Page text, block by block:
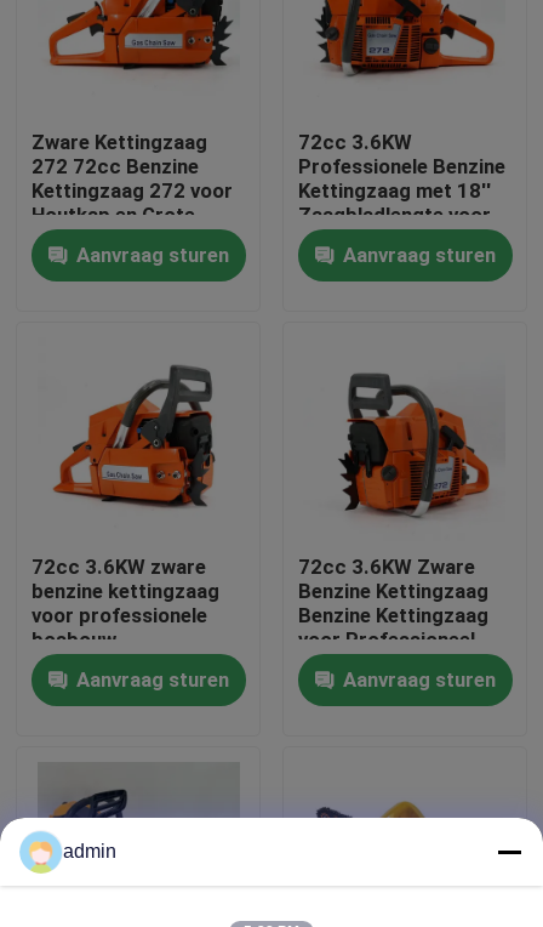
Thuis
Over ons
Neem contact met ons op
Vraag een offerte
Handbediend Mini Chainsaw
Zware Kettingzaag
272 72cc Benzine
Kettingzaag 272 voor
Houtkap en Grote
Boom Snoei
Aanvraag sturen
72cc 3.6KW
Professionele Benzine
Kettingzaag met 18''
Zaagbladlengte voor
Zwaar Bosbouw- en
Agrarisch Werk
Aanvraag sturen
72cc 3.6KW zware
benzine kettingzaag
voor professionele
bosbouw
Aanvraag sturen
72cc 3.6KW Zware
Benzine Kettingzaag
Benzine Kettingzaag
voor Professioneel
Bosbouwwerk
Aanvraag sturen
admin